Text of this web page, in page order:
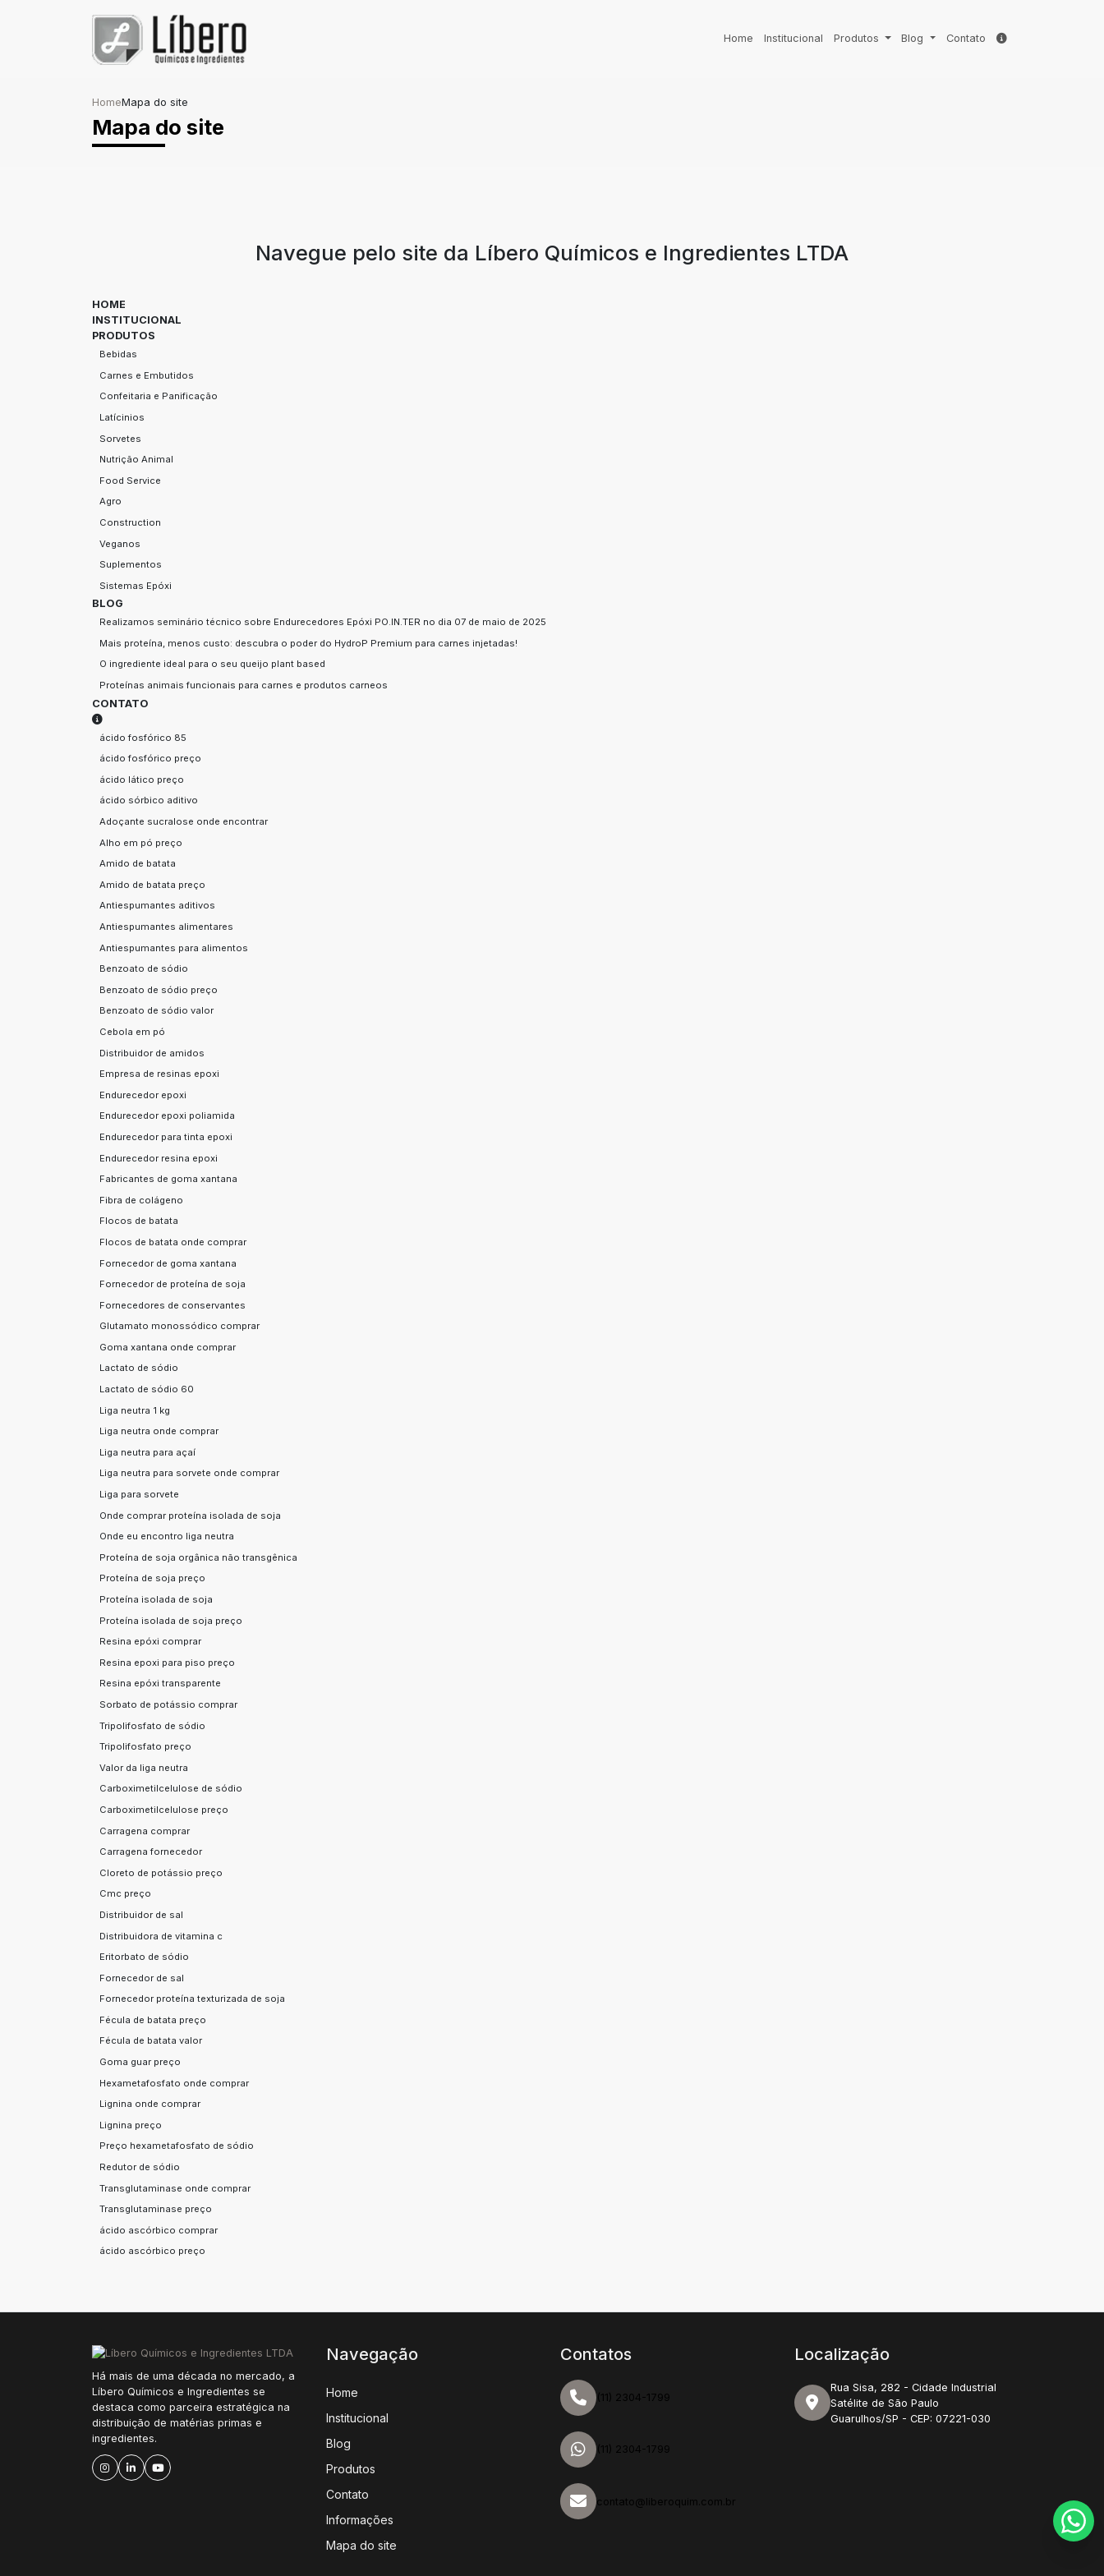
Home Institucional Produtos Blog Contato
HomeMapa do site
Mapa do site
Navegue pelo site da Líbero Químicos e Ingredientes LTDA
HOME
INSTITUCIONAL
PRODUTOS
Bebidas
Carnes e Embutidos
Confeitaria e Panificação
Latícinios
Sorvetes
Nutrição Animal
Food Service
Agro
Construction
Veganos
Suplementos
Sistemas Epóxi
BLOG
Realizamos seminário técnico sobre Endurecedores Epóxi PO.IN.TER no dia 07 de maio de 2025
Mais proteína, menos custo: descubra o poder do HydroP Premium para carnes injetadas!
O ingrediente ideal para o seu queijo plant based
Proteínas animais funcionais para carnes e produtos carneos
CONTATO
ácido fosfórico 85
ácido fosfórico preço
ácido lático preço
ácido sórbico aditivo
Adoçante sucralose onde encontrar
Alho em pó preço
Amido de batata
Amido de batata preço
Antiespumantes aditivos
Antiespumantes alimentares
Antiespumantes para alimentos
Benzoato de sódio
Benzoato de sódio preço
Benzoato de sódio valor
Cebola em pó
Distribuidor de amidos
Empresa de resinas epoxi
Endurecedor epoxi
Endurecedor epoxi poliamida
Endurecedor para tinta epoxi
Endurecedor resina epoxi
Fabricantes de goma xantana
Fibra de colágeno
Flocos de batata
Flocos de batata onde comprar
Fornecedor de goma xantana
Fornecedor de proteína de soja
Fornecedores de conservantes
Glutamato monossódico comprar
Goma xantana onde comprar
Lactato de sódio
Lactato de sódio 60
Liga neutra 1 kg
Liga neutra onde comprar
Liga neutra para açaí
Liga neutra para sorvete onde comprar
Liga para sorvete
Onde comprar proteína isolada de soja
Onde eu encontro liga neutra
Proteína de soja orgânica não transgênica
Proteína de soja preço
Proteína isolada de soja
Proteína isolada de soja preço
Resina epóxi comprar
Resina epoxi para piso preço
Resina epóxi transparente
Sorbato de potássio comprar
Tripolifosfato de sódio
Tripolifosfato preço
Valor da liga neutra
Carboximetilcelulose de sódio
Carboximetilcelulose preço
Carragena comprar
Carragena fornecedor
Cloreto de potássio preço
Cmc preço
Distribuidor de sal
Distribuidora de vitamina c
Eritorbato de sódio
Fornecedor de sal
Fornecedor proteína texturizada de soja
Fécula de batata preço
Fécula de batata valor
Goma guar preço
Hexametafosfato onde comprar
Lignina onde comprar
Lignina preço
Preço hexametafosfato de sódio
Redutor de sódio
Transglutaminase onde comprar
Transglutaminase preço
ácido ascórbico comprar
ácido ascórbico preço
Há mais de uma década no mercado, a
Líbero Químicos e Ingredientes se
destaca como parceira estratégica na
distribuição de matérias primas e
ingredientes.
Navegação
Home
Institucional
Blog
Produtos
Contato
Informações
Mapa do site
Contatos
(11) 2304-1799
(11) 2304-1799
contato@liberoquim.com.br
Localização
Rua Sisa, 282 - Cidade Industrial
Satélite de São Paulo
Guarulhos/SP - CEP: 07221-030